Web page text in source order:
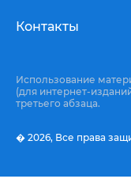
Контакты
Использование
(для интернет-
третьего абзаца.
� 2026, Все права